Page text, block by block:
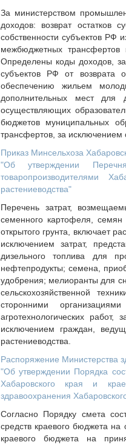
За министерством
доходов: возврат остатков
собственности субъектов РФ
межбюджетных трансфертов
Определены коды доходов,
субъектов РФ от возврата
обеспечению жильем
дополнительных мест для
осуществляющих
бюджетов муниципальных
трансфертов, за исключением
Приказ Минсельхоза
"Об утверждении
товаропроизводителями
растениеводства"
Перечень затрат,
семенного картофеля, семян
открытого грунта, включает
исключением затрат,
дизельного топлива для
нефтепродукты; семена,
удобрения; мелиоранты для
сельскохозяйственной
сторонними
агротехнологических работ,
исключением граждан,
растениеводства.
Распоряжение Министерства
"Об утверждении Порядка
Хабаровского края и
здравоохранения
Согласно Порядку смета
средств краевого бюджета
краевого бюджета на